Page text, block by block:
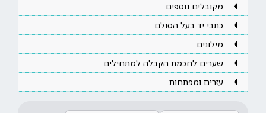
מקובלים נוספים
כתבי יד בעל הסולם
מילונים
שערים לחכמת הקבלה למתחילים
עזרים ומפתחות